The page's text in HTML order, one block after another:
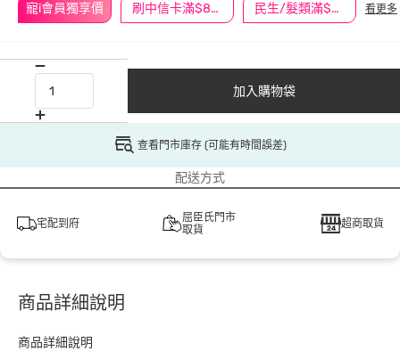
寵i會員獨享價 刷中信卡滿$888送3萬點 民生/髮類滿$388送舒潔冰巾 看更多
加入購物袋
查看門市庫存 (可能有時間誤差)
配送方式
宅配到府
屈臣氏門市
取貨
超商取貨
商品詳細說明
商品詳細說明